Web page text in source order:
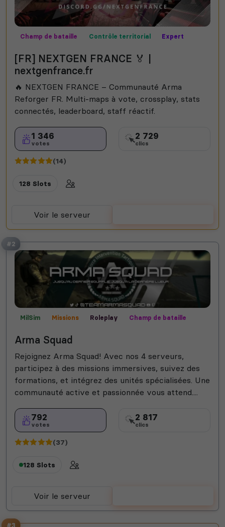
Champ de bataille Contrôle territorial
Expert
[FR] NEXTGEN FRANCE 🏅 |
nextgenfrance.fr
🔥 NEXTGEN FRANCE – Communauté Arma
Reforger FR. Multi-maps à vote, crossplay, stats
connectés, leaderboard, staff réactif.
1 346
votes
2 729
clics
(14)
128 Slots
Voir le serveur
#2
MilSim Missions Roleplay
Champ de bataille
Arma Squad
Rejoignez Arma Squad! Avec nos 4 serveurs,
participez à des missions immersives, suivez des
formations, et intégrez des unités spécialisées. Une
communauté active et passionnée vous attend....
792
votes
2 817
clics
(37)
128 Slots
Voir le serveur
#3